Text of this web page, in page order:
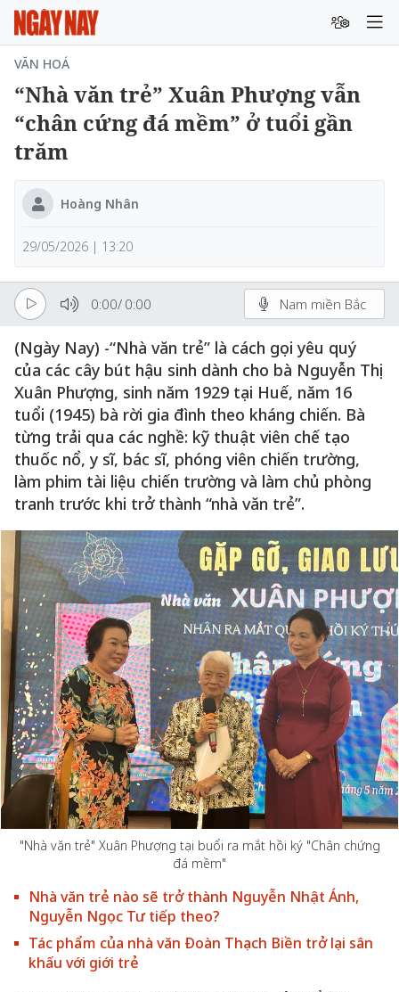
VĂN HOÁ
“Nhà văn trẻ” Xuân Phượng vẫn
“chân cứng đá mềm” ở tuổi gần
trăm
Hoàng Nhân
29/05/2026 | 13:20
0:00/ 0:00 Nam miền Bắc
(Ngày Nay) -“Nhà văn trẻ” là cách gọi yêu quý
của các cây bút hậu sinh dành cho bà Nguyễn Thị
Xuân Phượng, sinh năm 1929 tại Huế, năm 16
tuổi (1945) bà rời gia đình theo kháng chiến. Bà
từng trải qua các nghề: kỹ thuật viên chế tạo
thuốc nổ, y sĩ, bác sĩ, phóng viên chiến trường,
làm phim tài liệu chiến trường và làm chủ phòng
tranh trước khi trở thành “nhà văn trẻ”.
"Nhà văn trẻ" Xuân Phượng tại buổi ra mắt hồi ký "Chân chứng
đá mềm"
Nhà văn trẻ nào sẽ trở thành Nguyễn Nhật Ánh,
Nguyễn Ngọc Tư tiếp theo?
Tác phẩm của nhà văn Đoàn Thạch Biền trở lại sân
khấu với giới trẻ